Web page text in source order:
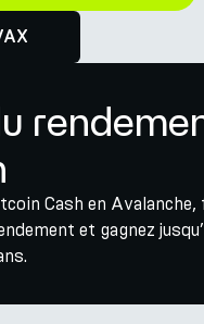
Cash en
et gagnez